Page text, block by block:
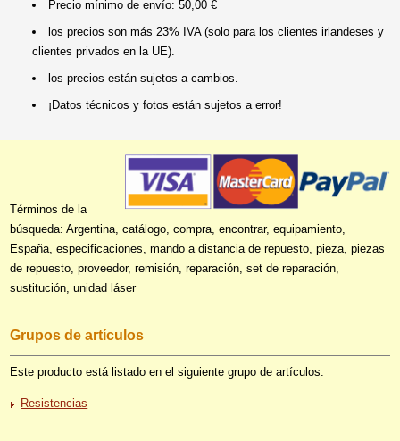
Precio mínimo de envío: 50,00 €
los precios son más 23% IVA (solo para los clientes irlandeses y
clientes privados en la UE).
los precios están sujetos a cambios.
¡Datos técnicos y fotos están sujetos a error!
Términos de la
búsqueda: Argentina, catálogo, compra, encontrar, equipamiento,
España, especificaciones, mando a distancia de repuesto, pieza, piezas
de repuesto, proveedor, remisión, reparación, set de reparación,
sustitución, unidad láser
Grupos de artículos
Este producto está listado en el siguiente grupo de artículos:
Resistencias